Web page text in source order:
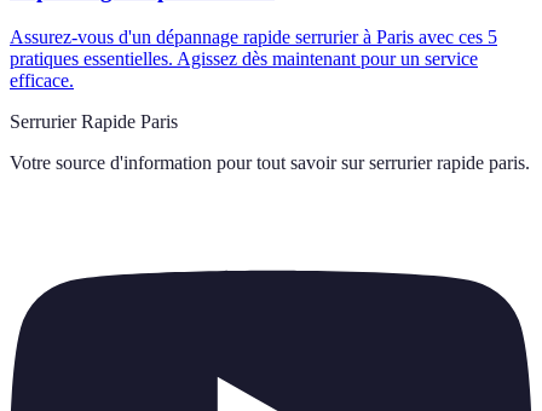
Assurez-vous d'un dépannage rapide serrurier à Paris avec ces 5
pratiques essentielles. Agissez dès maintenant pour un service
efficace.
Serrurier Rapide Paris
Votre source d'information pour tout savoir sur serrurier rapide paris.